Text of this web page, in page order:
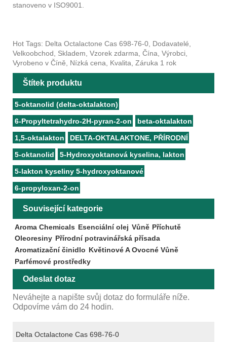
stanoveno v ISO9001.
Hot Tags: Delta Octalactone Cas 698-76-0, Dodavatelé,
Velkoobchod, Skladem, Vzorek zdarma, Čína, Výrobci,
Vyrobeno v Číně, Nízká cena, Kvalita, Záruka 1 rok
Štítek produktu
5-oktanolid (delta-oktalakton)
6-Propyltetrahydro-2H-pyran-2-on beta-oktalakton
1,5-oktalakton DELTA-OKTALAKTONE, PŘÍRODNÍ
5-oktanolid 5-Hydroxyoktanová kyselina, lakton
5-lakton kyseliny 5-hydroxyoktanové
6-propyloxan-2-on
Související kategorie
Aroma Chemicals Esenciální olej Vůně Příchutě
Oleoresiny Přírodní potravinářská přísada
Aromatizační činidlo Květinové A Ovocné Vůně
Parfémové prostředky
Odeslat dotaz
Neváhejte a napište svůj dotaz do formuláře níže.
Odpovíme vám do 24 hodin.